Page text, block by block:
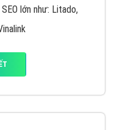
lớn như: Litado,